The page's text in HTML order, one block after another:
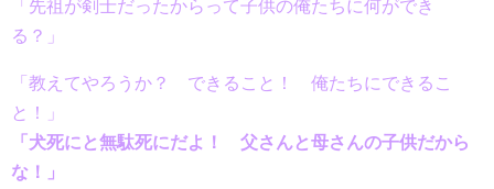
「先祖が剣士だったからって子供の俺たちに何ができ
る？」
「教えてやろうか？ できること！ 俺たちにできるこ
と！」
「犬死にと無駄死にだよ！ 父さんと母さんの子供だから
な！」